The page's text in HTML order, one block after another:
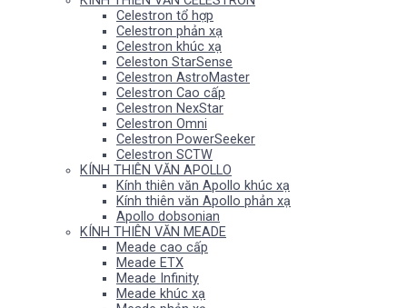
Celestron tổ hợp
Celestron phản xạ
Celestron khúc xạ
Celeston StarSense
Celestron AstroMaster
Celestron Cao cấp
Celestron NexStar
Celestron Omni
Celestron PowerSeeker
Celestron SCTW
KÍNH THIÊN VĂN APOLLO
Kính thiên văn Apollo khúc xạ
Kính thiên văn Apollo phản xạ
Apollo dobsonian
KÍNH THIÊN VĂN MEADE
Meade cao cấp
Meade ETX
Meade Infinity
Meade khúc xạ